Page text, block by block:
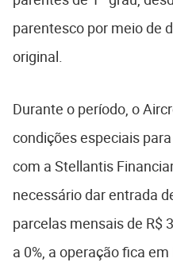
parentesco por meio de
original.
Durante o período, o
condições especiais
com a Stellantis
necessário dar entrada
parcelas mensais de R$
a 0%, a operação fica